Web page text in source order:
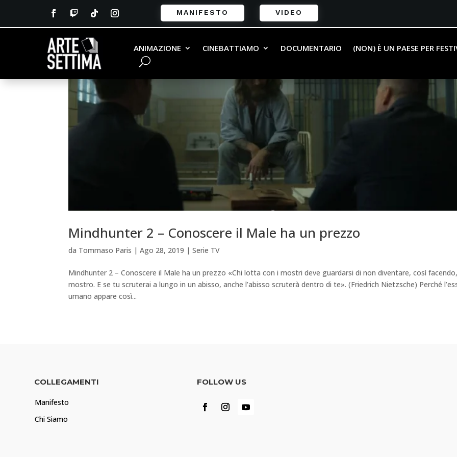
MANIFESTO VIDEO
ANIMAZIONE CINEBATTIAMO DOCUMENTARIO (NON) È UN PAESE PER
Mindhunter 2 – Conoscere il Male ha un prezzo
da Tommaso Paris |Ago 28, 2019 |Serie TV
Mindhunter 2 – Conoscere il Male ha un prezzo «Chi lotta con i mostri deve guardarsi di non diventare, così
mostro. E se tu scruterai a lungo in un abisso, anche l’abisso scruterà dentro di te». (Friedrich Nietzsche) Perché
umano appare così...
COLLEGAMENTI
Manifesto
Chi Siamo
FOLLOW US